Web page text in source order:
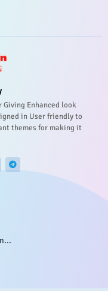
Giving Enhanced look
in User friendly to
themes for making it